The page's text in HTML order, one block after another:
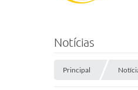
Notícias
Principal